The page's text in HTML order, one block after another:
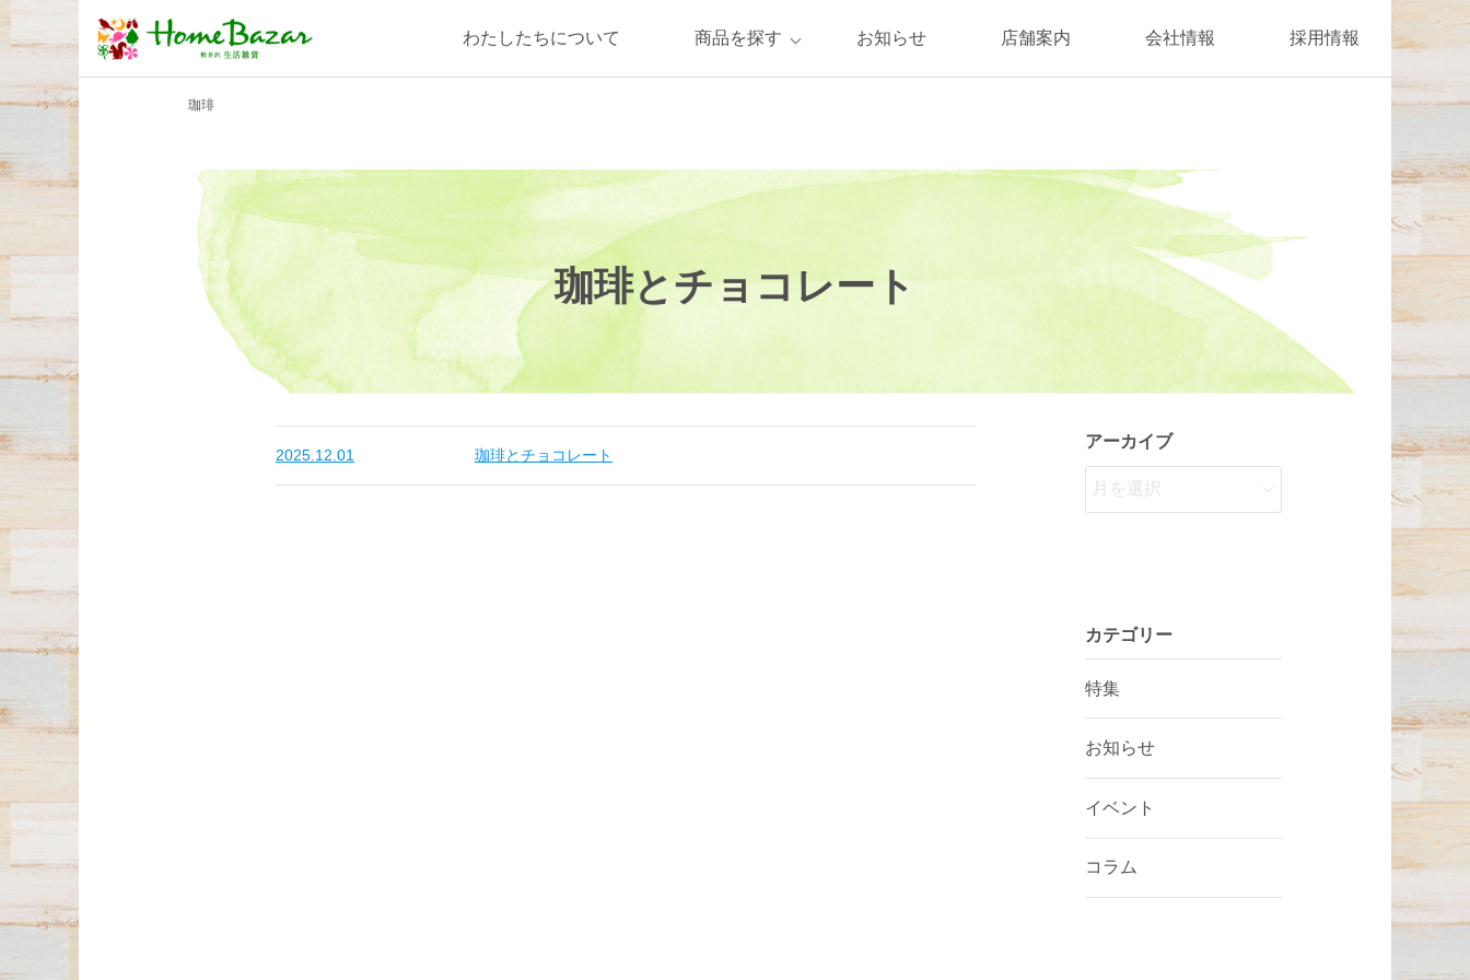
わたしたちについて 商品を探す お知らせ 店舗案内 会社情報 採用情報
珈琲
珈琲とチョコレート
2025.12.01 珈琲とチョコレート
アーカイブ
カテゴリー
特集
お知らせ
イベント
コラム